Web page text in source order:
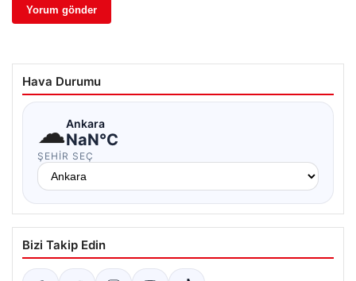
Hava Durumu
☁Ankara
NaN°C
ŞEHIR SEÇ
Bizi Takip Edin